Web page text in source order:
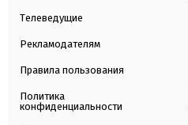
Телеведущие
Рекламодателям
Правила пользования
Политика
конфиденциальности